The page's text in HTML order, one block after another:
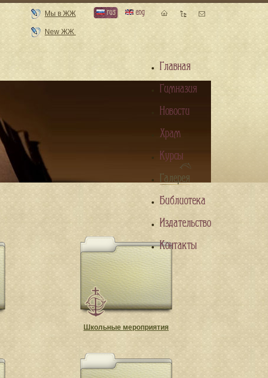
Школьные мероприятия
Мы в ЖЖ
New ЖЖ
rus eng
Главная
Гимназия
Новости
Храм
Курсы
Галерея
Библиотека
Издательство
Контакты